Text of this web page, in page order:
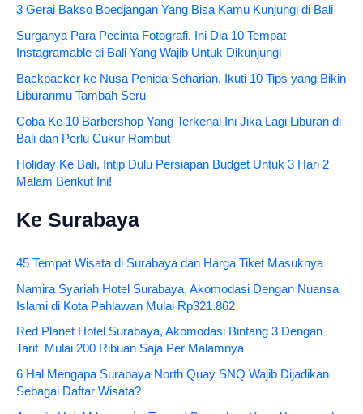
3 Gerai Bakso Boedjangan Yang Bisa Kamu Kunjungi di Bali
Surganya Para Pecinta Fotografi, Ini Dia 10 Tempat
Instagramable di Bali Yang Wajib Untuk Dikunjungi
Backpacker ke Nusa Penida Seharian, Ikuti 10 Tips yang Bikin
Liburanmu Tambah Seru
Coba Ke 10 Barbershop Yang Terkenal Ini Jika Lagi Liburan di
Bali dan Perlu Cukur Rambut
Holiday Ke Bali, Intip Dulu Persiapan Budget Untuk 3 Hari 2
Malam Berikut Ini!
Ke Surabaya
45 Tempat Wisata di Surabaya dan Harga Tiket Masuknya
Namira Syariah Hotel Surabaya, Akomodasi Dengan Nuansa
Islami di Kota Pahlawan Mulai Rp321.862
Red Planet Hotel Surabaya, Akomodasi Bintang 3 Dengan
Tarif Mulai 200 Ribuan Saja Per Malamnya
6 Hal Mengapa Surabaya North Quay SNQ Wajib Dijadikan
Sebagai Daftar Wisata?